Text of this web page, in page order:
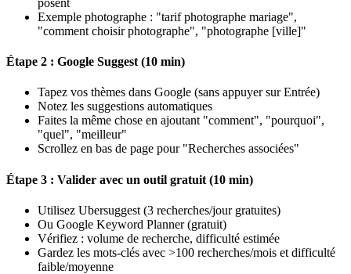
Exemple photographe : "tarif photographe mariage",
"comment choisir photographe", "photographe [ville]"
Étape 2 : Google Suggest (10 min)
Tapez vos thèmes dans Google (sans appuyer sur Entrée)
Notez les suggestions automatiques
Faites la même chose en ajoutant "comment", "pourquoi",
"quel", "meilleur"
Scrollez en bas de page pour "Recherches associées"
Étape 3 : Valider avec un outil gratuit (10 min)
Utilisez Ubersuggest (3 recherches/jour gratuites)
Ou Google Keyword Planner (gratuit)
Vérifiez : volume de recherche, difficulté estimée
Gardez les mots-clés avec >100 recherches/mois et difficulté
faible/moyenne